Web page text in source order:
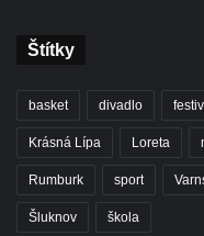
Štítky
basket divadlo
Krásná Lípa Loreta
Rumburk sport
Šluknov škola